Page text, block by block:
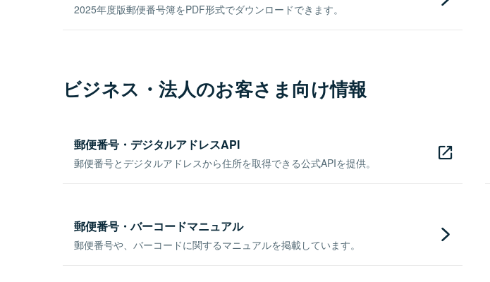
2025年度版郵便番号簿をPDF形式でダウンロードできます。
ビジネス・法人のお客さま向け情報
郵便番号・デジタルアドレスAPI
郵便番号とデジタルアドレスから住所を取得できる公式APIを提供。
郵便番号・バーコードマニュアル
郵便番号や、バーコードに関するマニュアルを掲載しています。